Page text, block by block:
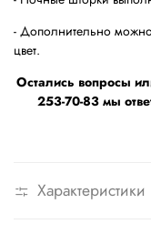
- Дополнительно
цвет.
Остались вопросы
253-70-83 мы
Характеристики